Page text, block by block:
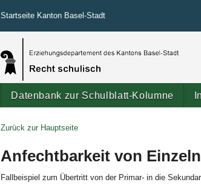
Startseite Kanton Basel-Stadt
Datenbank zur Schulblatt-Kolumne
Zurück zur Hauptseite
Anfechtbarkeit von
Fallbeispiel zum Übertritt von der Primar- in die